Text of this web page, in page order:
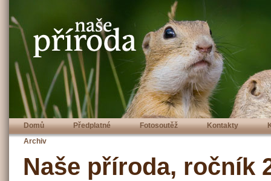
Domů Předplatné Fotosoutěž Kontakty
Archiv
Naše příroda, ročník